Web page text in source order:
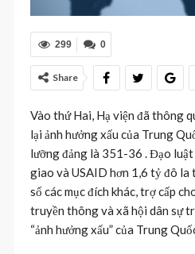
0
299
Share
Vào thứ Hai, Hạ viện đã thông
lại ảnh hưởng xấu của Trung
lưỡng đảng là 351-36 . Đạo
giao và USAID hơn 1,6 tỷ đô la
số các mục đích khác, trợ cấp
truyền thông và xã hội dân sự
“ảnh hưởng xấu” của Trung